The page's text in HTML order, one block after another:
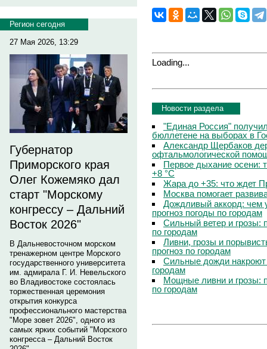
Регион сегодня
27 Мая 2026, 13:29
Губернатор
Приморского края
Олег Кожемяко дал
старт "Морскому
конгрессу – Дальний
Восток 2026"
В Дальневосточном морском
тренажерном центре Морского
государственного университета
им. адмирала Г. И. Невельского
во Владивостоке состоялась
торжественная церемония
открытия конкурса
профессионального мастерства
"Море зовет 2026", одного из
самых ярких событий "Морского
конгресса – Дальний Восток
Loading...
Новости раздела
"Единая Россия"
бюллетене на выборах в
Александр Щербаков
офтальмологической
Первое дыхание осени:
+8 °C
Жара до +35: что ждет
Москва помогает
Дождливый аккорд: чем
прогноз погоды по городам
Сильный ветер и грозы:
по городам
Ливни, грозы и
прогноз по городам
Сильные дожди
городам
Мощные ливни и грозы:
по городам